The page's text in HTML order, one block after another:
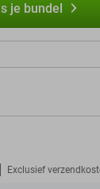
je bundel
Exclusief